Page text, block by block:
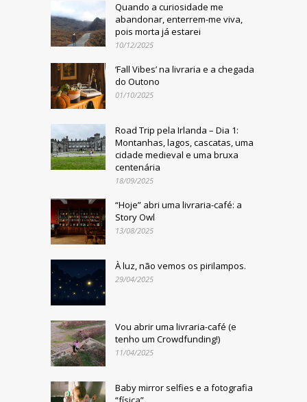
Quando a curiosidade me
abandonar, enterrem-me viva,
pois morta já estarei
10/12/2025
‘Fall Vibes’ na livraria e a chegada
do Outono
01/10/2025
Road Trip pela Irlanda – Dia 1:
Montanhas, lagos, cascatas, uma
cidade medieval e uma bruxa
centenária
18/09/2025
“Hoje” abri uma livraria-café: a
Story Owl
13/08/2025
À luz, não vemos os pirilampos.
29/04/2025
Vou abrir uma livraria-café (e
tenho um Crowdfunding!)
11/04/2025
Baby mirror selfies e a fotografia